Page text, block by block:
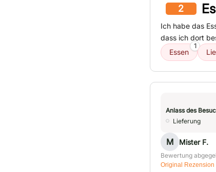
2
Ich habe das
dass ich dort
Essen
1
Anlass des
Lieferung
M Mister F.
Bewertung
Original Rezension